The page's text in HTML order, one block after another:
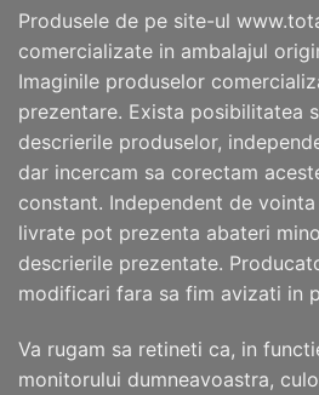
Produsele de pe site-ul
comercializate in ambalajul
Imaginile produselor
prezentare. Exista posibilitatea
descrierile produselor,
dar incercam sa corectam
constant. Independent de
livrate pot prezenta abateri
descrierile prezentate.
modificari fara sa fim avizati in
Va rugam sa retineti ca, in
monitorului dumneavoastra,